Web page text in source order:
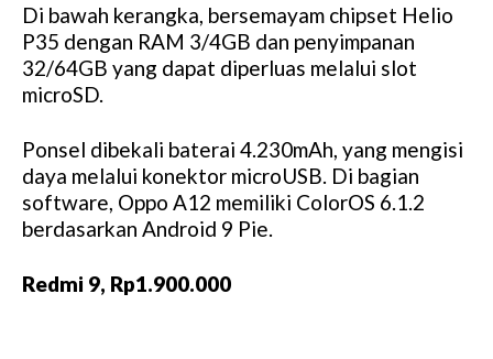
Di bawah kerangka, bersemayam chipset Helio
P35 dengan RAM 3/4GB dan penyimpanan
32/64GB yang dapat diperluas melalui slot
microSD.
Ponsel dibekali baterai 4.230mAh, yang mengisi
daya melalui konektor microUSB. Di bagian
software, Oppo A12 memiliki ColorOS 6.1.2
berdasarkan Android 9 Pie.
Redmi 9, Rp1.900.000